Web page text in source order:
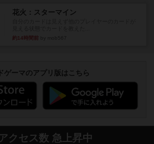
花火：スターマイン
約14時間前
ゲーマのアプリ版はこちら
クセス数 急上昇中